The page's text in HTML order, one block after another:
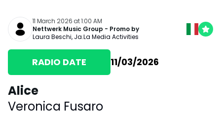
11 March 2026 at 1:00 AM
Nettwerk Music Group - Promo by
Laura Beschi, Ja.La Media Activities
RADIO DATE 11/03/2026
Alice
Veronica Fusaro